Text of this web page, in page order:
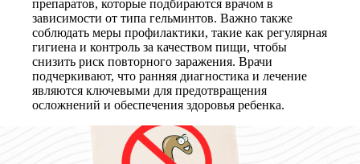
препаратов, которые подбираются врачом в
зависимости от типа гельминтов. Важно также
соблюдать меры профилактики, такие как регулярная
гигиена и контроль за качеством пищи, чтобы
снизить риск повторного заражения. Врачи
подчеркивают, что ранняя диагностика и лечение
являются ключевыми для предотвращения
осложнений и обеспечения здоровья ребенка.